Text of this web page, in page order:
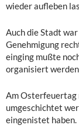
wieder aufleben
Auch die Stadt
Genehmigung
einging mußte
organisiert
Am Osterfeuertag
umgeschichtet
eingenistet haben.